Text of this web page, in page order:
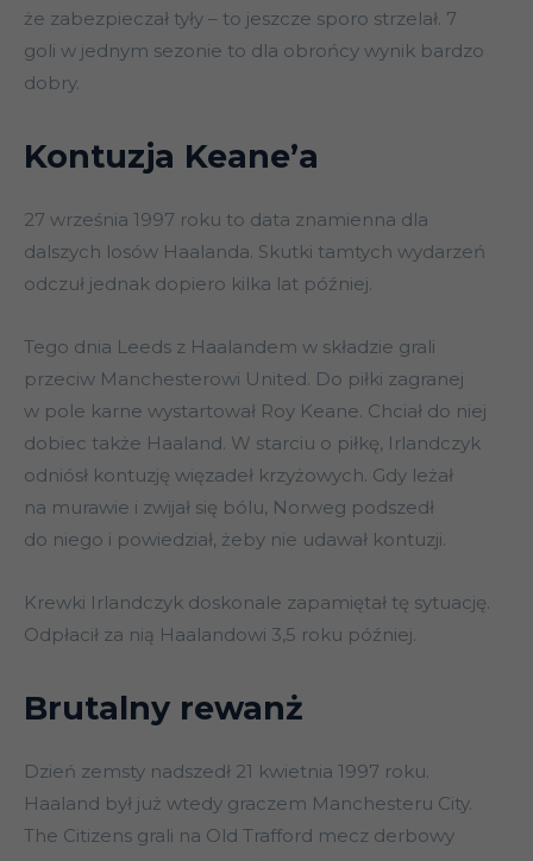
że zabezpieczał tyły – to jeszcze sporo strzelał. 7
goli w jednym sezonie to dla obrońcy wynik bardzo
dobry.
Kontuzja Keane’a
27 września 1997 roku to data znamienna dla
dalszych losów Haalanda. Skutki tamtych wydarzeń
odczuł jednak dopiero kilka lat później.
Tego dnia Leeds z Haalandem w składzie grali
przeciw Manchesterowi United. Do piłki zagranej
w pole karne wystartował Roy Keane. Chciał do niej
dobiec także Haaland. W starciu o piłkę, Irlandczyk
odniósł kontuzję więzadeł krzyżowych. Gdy leżał
na murawie i zwijał się bólu, Norweg podszedł
do niego i powiedział, żeby nie udawał kontuzji.
Krewki Irlandczyk doskonale zapamiętał tę sytuację.
Odpłacił za nią Haalandowi 3,5 roku później.
Brutalny rewanż
Dzień zemsty nadszedł 21 kwietnia 1997 roku.
Haaland był już wtedy graczem Manchesteru City.
The Citizens grali na Old Trafford mecz derbowy